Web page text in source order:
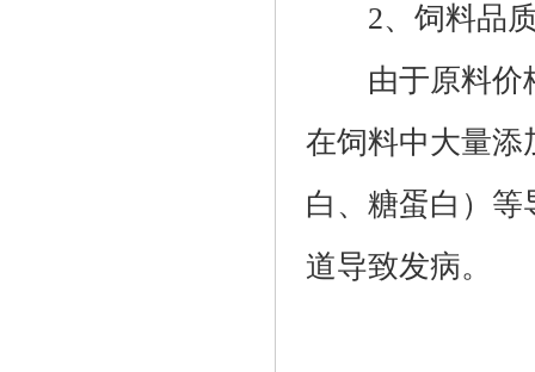
2、饲料品
由于原料价格
在饲料中大量添
白、糖蛋白）
道导致发病。